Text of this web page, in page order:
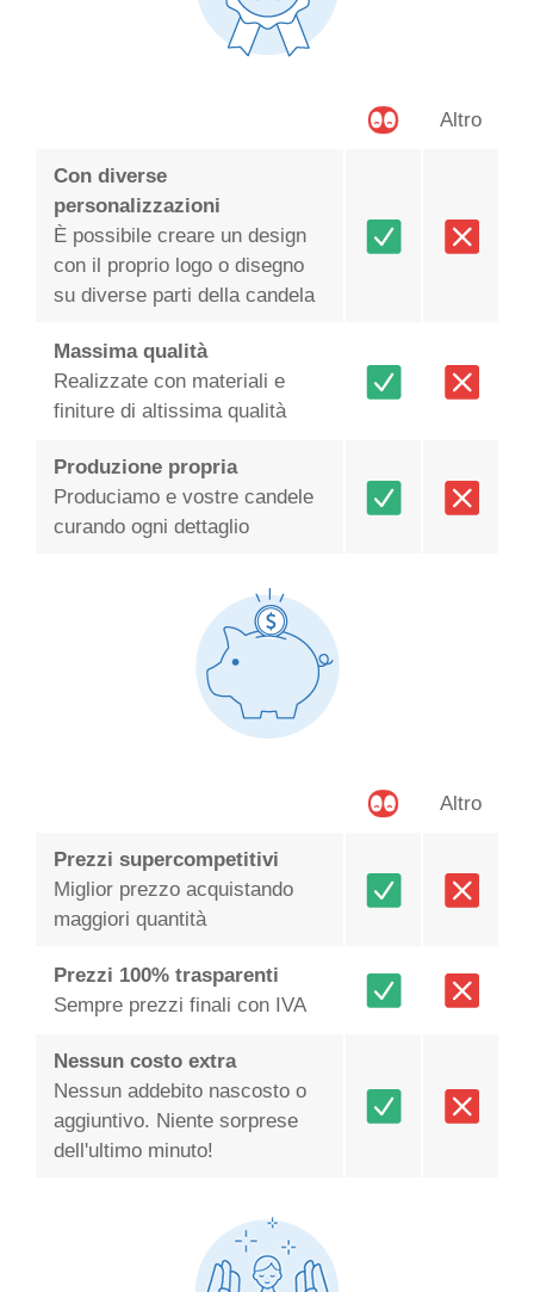
Altro
Con diverse
personalizzazioni
È possibile creare un design
con il proprio logo o disegno
su diverse parti della candela
Massima qualità
Realizzate con materiali e
finiture di altissima qualità
Produzione propria
Produciamo e vostre candele
curando ogni dettaglio
Altro
Prezzi supercompetitivi
Miglior prezzo acquistando
maggiori quantità
Prezzi 100% trasparenti
Sempre prezzi finali con IVA
Nessun costo extra
Nessun addebito nascosto o
aggiuntivo. Niente sorprese
dell'ultimo minuto!